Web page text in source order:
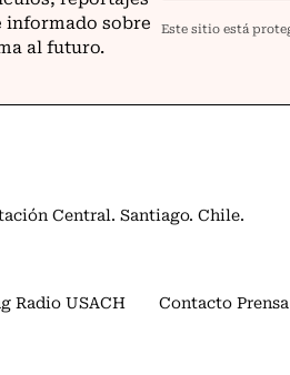
Central. Santiago. Chile.
Radio USACH Contacto Prensa